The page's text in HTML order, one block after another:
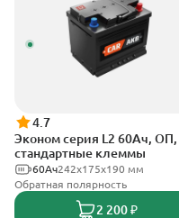
4.7
Эконом серия L2 60Ач, ОП,
стандартные клеммы
242х175х190 мм
60Ач
Обратная полярность
2 200 ₽